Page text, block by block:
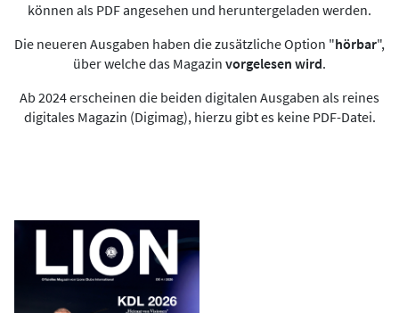
können als PDF angesehen und heruntergeladen werden.
Die neueren Ausgaben haben die zusätzliche Option "hörbar",
über welche das Magazin vorgelesen wird.
Ab 2024 erscheinen die beiden digitalen Ausgaben als reines
digitales Magazin (Digimag), hierzu gibt es keine PDF-Datei.